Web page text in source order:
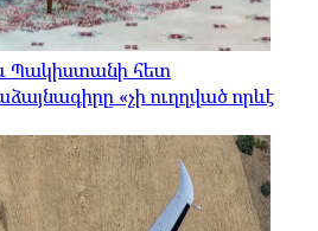
Պակիստանի հետ
«չի ուղղված որևէ